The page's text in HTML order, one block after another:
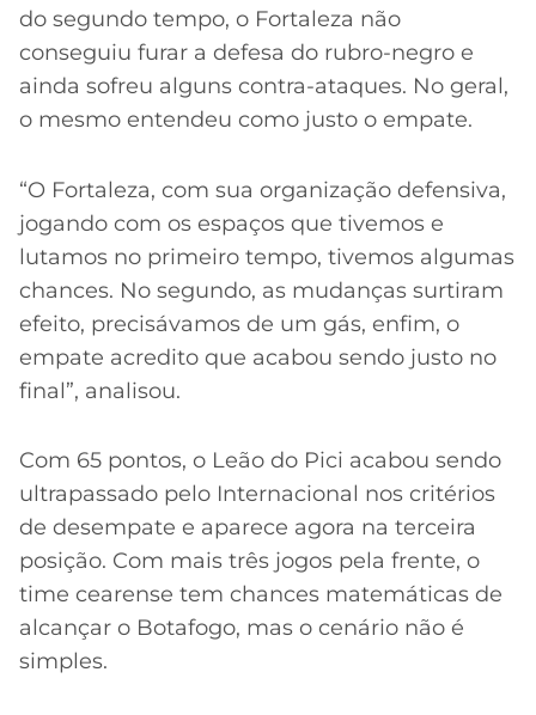
do segundo tempo, o Fortaleza não
conseguiu furar a defesa do rubro-negro e
ainda sofreu alguns contra-ataques. No geral,
o mesmo entendeu como justo o empate.
“O Fortaleza, com sua organização defensiva,
jogando com os espaços que tivemos e
lutamos no primeiro tempo, tivemos algumas
chances. No segundo, as mudanças surtiram
efeito, precisávamos de um gás, enfim, o
empate acredito que acabou sendo justo no
final”, analisou.
Com 65 pontos, o Leão do Pici acabou sendo
ultrapassado pelo Internacional nos critérios
de desempate e aparece agora na terceira
posição. Com mais três jogos pela frente, o
time cearense tem chances matemáticas de
alcançar o Botafogo, mas o cenário não é
simples.